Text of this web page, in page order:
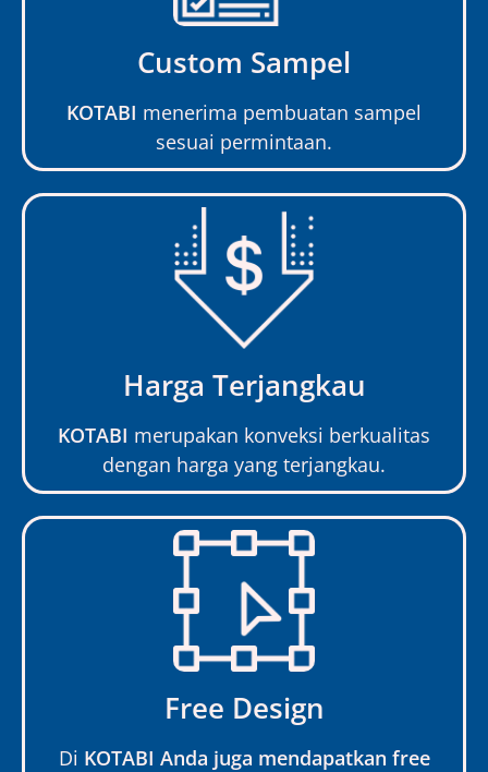
Custom Sampel
KOTABI menerima pembuatan sampel
sesuai permintaan.
Harga Terjangkau
KOTABI merupakan konveksi berkualitas
dengan harga yang terjangkau.
Free Design
Di KOTABI Anda juga mendapatkan free